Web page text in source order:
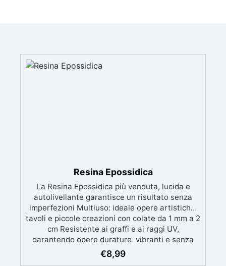
Resina Epossidica
La Resina Epossidica più venduta, lucida e
autolivellante garantisce un risultato senza
imperfezioni Multiuso: ideale opere artistiche,
tavoli e piccole creazioni con colate da 1 mm a 2
cm Resistente ai graffi e ai raggi UV,
garantendo opere durature, vibranti e senza
ingiallimenti nel tempo Bassa viscosità e
formula anti-bolle per risultati impeccabili,
€8,99